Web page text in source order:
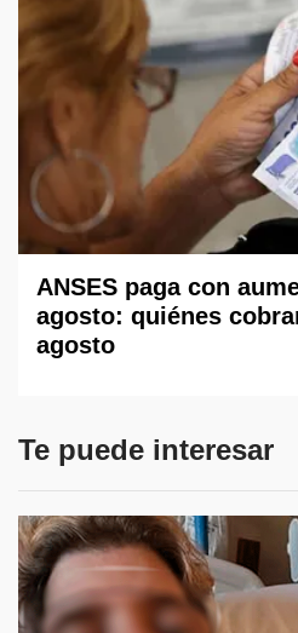
ANSES paga con
agosto: quiénes
agosto
Te puede interesar